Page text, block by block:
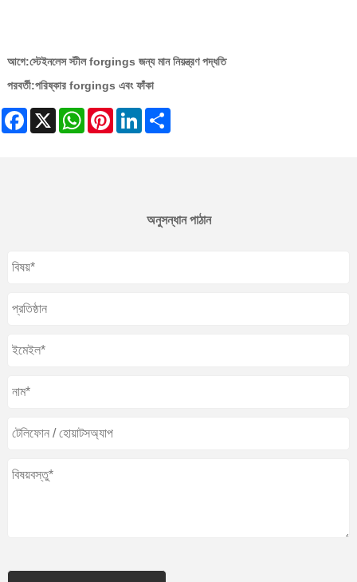
আগে:স্টেইনলেস স্টীল forgings জন্য মান নিয়ন্ত্রণ পদ্ধতি
পরবর্তী:পরিষ্কার forgings এবং ফাঁকা
Facebook
X WhatsAppPinterestLinkedIn
অনুসন্ধান পাঠান